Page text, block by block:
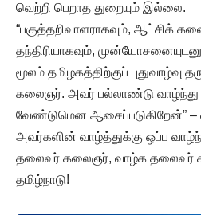
வெற்றி பெறாத துறையும் இல்லை.
“பகுத்தறிவாளராகவும், ஆட்சிக்
தந்திரியாகவும்,
மூலம் தமிழகத்திற்குப் புதுவாழ்வு
கலைஞர். அவர் பல்லாண்டு
வேண்டுமென ஆசைப்படுகிறேன்” –
அவர்களின் வாழ்த்துக்கு ஒப்ப
தலைவர் கலைஞர், வாழ்க தலைவர்
தமிழ்நாடு!